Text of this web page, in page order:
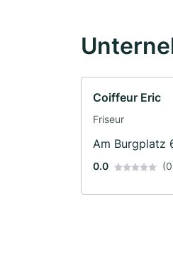
Coiffeur Eric
Friseur
Am Burgplatz
0.0